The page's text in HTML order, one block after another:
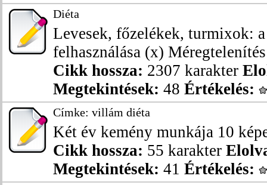
Diéta
Levesek, főzelékek, turmixok:
felhasználása (x)
Cikk hossza: 2307 karakter
Megtekintések: 48 Értékelés:
Címke: villám diéta
Két év kemény munkája 10
Cikk hossza: 55 karakter
Megtekintések: 41 Értékelés: